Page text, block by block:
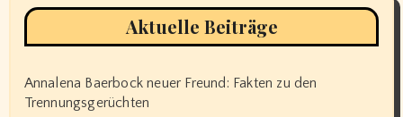
Aktuelle Beiträge
Annalena Baerbock neuer Freund: Fakten zu den
Trennungsgerüchten